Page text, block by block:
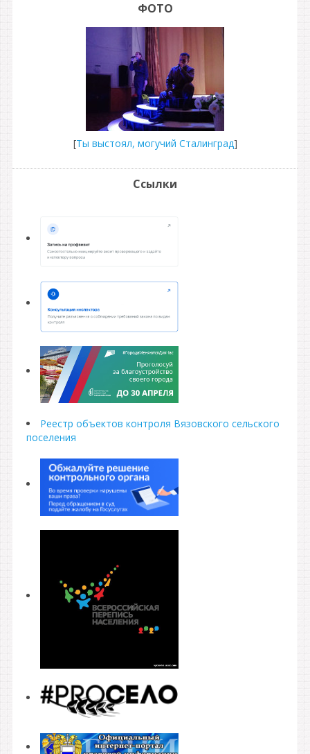
ФОТО
[Ты выстоял, могучий Сталинград]
Ссылки
Реестр объектов контроля Вязовского сельского
поселения